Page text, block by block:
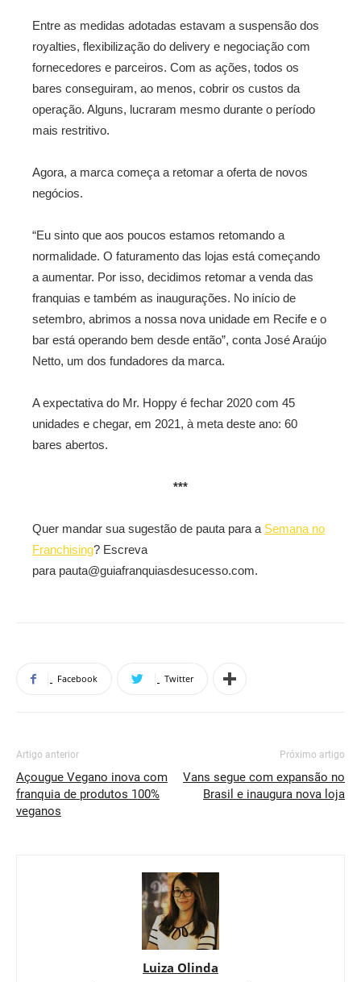
Entre as medidas adotadas estavam a suspensão dos
royalties, flexibilização do delivery e negociação com
fornecedores e parceiros. Com as ações, todos os
bares conseguiram, ao menos, cobrir os custos da
operação. Alguns, lucraram mesmo durante o período
mais restritivo.
Agora, a marca começa a retomar a oferta de novos
negócios.
“Eu sinto que aos poucos estamos retomando a
normalidade. O faturamento das lojas está começando
a aumentar. Por isso, decidimos retomar a venda das
franquias e também as inaugurações. No início de
setembro, abrimos a nossa nova unidade em Recife e o
bar está operando bem desde então”, conta José Araújo
Netto, um dos fundadores da marca.
A expectativa do Mr. Hoppy é fechar 2020 com 45
unidades e chegar, em 2021, à meta deste ano: 60
bares abertos.
***
Quer mandar sua sugestão de pauta para a Semana no
Franchising? Escreva
para pauta@guiafranquiasdesucesso.com.
Facebook Twitter
Artigo anterior
Açougue Vegano inova com
franquia de produtos 100%
veganos
Próximo artigo
Vans segue com expansão no
Brasil e inaugura nova loja
Luiza Olinda